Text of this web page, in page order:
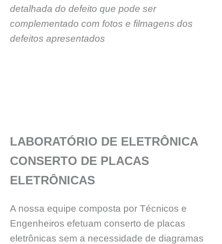
detalhada do defeito que pode ser
complementado com fotos e filmagens dos
defeitos apresentados
LABORATÓRIO DE ELETRÔNICA
CONSERTO DE PLACAS
ELETRÔNICAS
A nossa equipe composta por Técnicos e
Engenheiros efetuam conserto de placas
eletrônicas sem a necessidade de diagramas